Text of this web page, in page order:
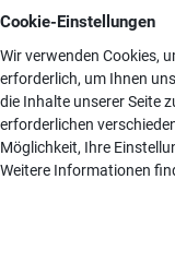
auch
Problem nicht
ruckelnden
Cookie-­Einstellungen
Wir verwenden Cookies,
erforderlich, um Ihnen
die Inhalte unserer Seite
erforderlichen
Möglichkeit, Ihre
Weitere Informationen